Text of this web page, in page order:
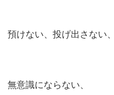
預けない、投げ出さない
無意識にならない、